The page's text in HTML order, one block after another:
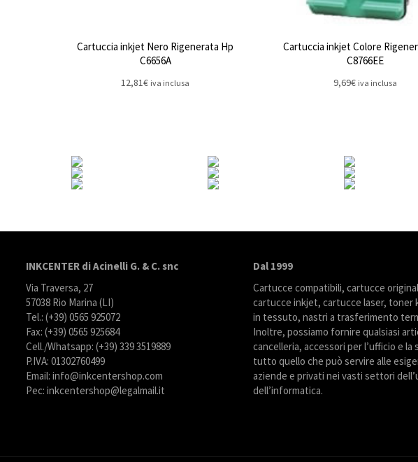
Cartuccia inkjet Nero Rigenerata Hp
C6656A
12,81€ iva inclusa
Cartuccia inkjet Colore
C8766EE
9,69€ iva inclusa
INKCENTER di Acinelli G. & C. snc
Via Traversa, 27
57038 Rio Marina (LI)
Tel.: (+39) 0565 925072
Fax: (+39) 0565 925684
Cell./Whatsapp: (+39) 339 3519889
P.IVA: 01302760499
Email: info@inkcentershop.com
Pec: inkcentershop@legalmail.it
Dal 1999
Cartucce compatibili, cartucce
cartucce inkjet, cartucce laser, toner
in tessuto, nastri a trasferimento
Inoltre, possiamo fornire qualsiasi
cancelleria, accessori per l’ufficio e la
tutto quello che può servire alle
aziende e privati nei vasti settori
dell’informatica.